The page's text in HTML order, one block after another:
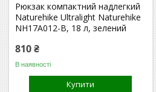
Рюкзак компактний надлегкий
Naturehike Ultralight Naturehike
NH17A012-B, 18 л, зелений
810 ₴
В наявності
Купити